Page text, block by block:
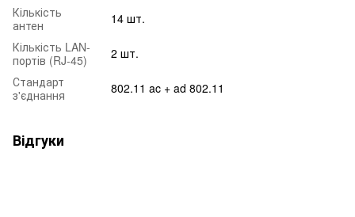
Кількість
антен
14 шт.
Кількість LAN-
портів (RJ-45)
2 шт.
Стандарт
з'єднання
802.11 ac + ad 802.11
Відгуки